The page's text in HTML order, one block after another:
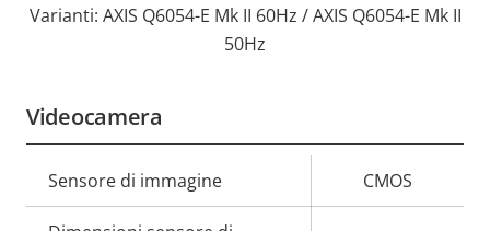
Varianti: AXIS Q6054-E Mk II 60Hz / AXIS Q6054-E Mk II
50Hz
Videocamera
Descrizione
della
Valore
della
Sensore di immagine CMOS